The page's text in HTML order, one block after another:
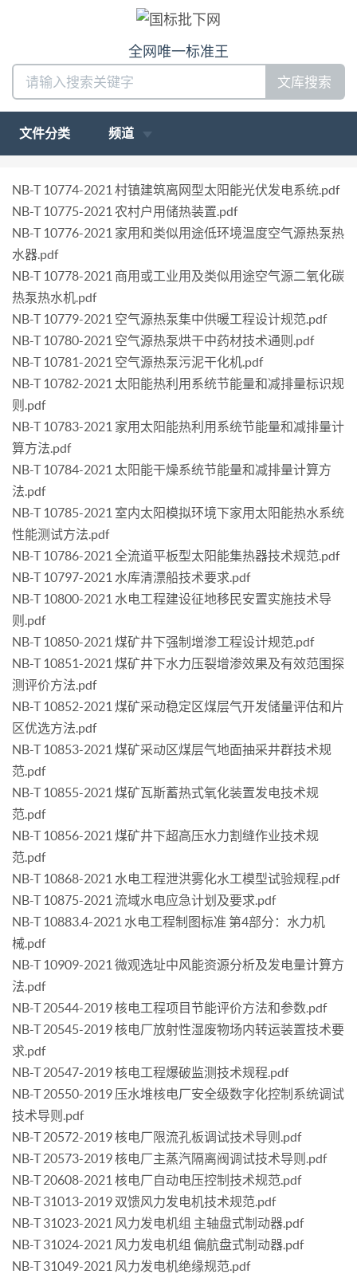
全网唯一标准王
文库搜索
文件分类 频道
NB-T 10774-2021 村镇建筑离网型太阳能光伏发电系统.pdf
NB-T 10775-2021 农村户用储热装置.pdf
NB-T 10776-2021 家用和类似用途低环境温度空气源热泵热
水器.pdf
NB-T 10778-2021 商用或工业用及类似用途空气源二氧化碳
热泵热水机.pdf
NB-T 10779-2021 空气源热泵集中供暖工程设计规范.pdf
NB-T 10780-2021 空气源热泵烘干中药材技术通则.pdf
NB-T 10781-2021 空气源热泵污泥干化机.pdf
NB-T 10782-2021 太阳能热利用系统节能量和减排量标识规
则.pdf
NB-T 10783-2021 家用太阳能热利用系统节能量和减排量计
算方法.pdf
NB-T 10784-2021 太阳能干燥系统节能量和减排量计算方
法.pdf
NB-T 10785-2021 室内太阳模拟环境下家用太阳能热水系统
性能测试方法.pdf
NB-T 10786-2021 全流道平板型太阳能集热器技术规范.pdf
NB-T 10797-2021 水库清漂船技术要求.pdf
NB-T 10800-2021 水电工程建设征地移民安置实施技术导
则.pdf
NB-T 10850-2021 煤矿井下强制增渗工程设计规范.pdf
NB-T 10851-2021 煤矿井下水力压裂增渗效果及有效范围探
测评价方法.pdf
NB-T 10852-2021 煤矿采动稳定区煤层气开发储量评估和片
区优选方法.pdf
NB-T 10853-2021 煤矿采动区煤层气地面抽采井群技术规
范.pdf
NB-T 10855-2021 煤矿瓦斯蓄热式氧化装置发电技术规
范.pdf
NB-T 10856-2021 煤矿井下超高压水力割缝作业技术规
范.pdf
NB-T 10868-2021 水电工程泄洪雾化水工模型试验规程.pdf
NB-T 10875-2021 流域水电应急计划及要求.pdf
NB-T 10883.4-2021 水电工程制图标准 第4部分：水力机
械.pdf
NB-T 10909-2021 微观选址中风能资源分析及发电量计算方
法.pdf
NB-T 20544-2019 核电工程项目节能评价方法和参数.pdf
NB-T 20545-2019 核电厂放射性湿废物场内转运装置技术要
求.pdf
NB-T 20547-2019 核电工程爆破监测技术规程.pdf
NB-T 20550-2019 压水堆核电厂安全级数字化控制系统调试
技术导则.pdf
NB-T 20572-2019 核电厂限流孔板调试技术导则.pdf
NB-T 20573-2019 核电厂主蒸汽隔离阀调试技术导则.pdf
NB-T 20608-2021 核电厂自动电压控制技术规范.pdf
NB-T 31013-2019 双馈风力发电机技术规范.pdf
NB-T 31023-2021 风力发电机组 主轴盘式制动器.pdf
NB-T 31024-2021 风力发电机组 偏航盘式制动器.pdf
NB-T 31049-2021 风力发电机绝缘规范.pdf